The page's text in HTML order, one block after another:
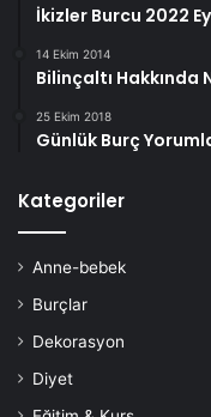
İkizler Burcu 2022
14 Ekim 2014
Bilinçaltı Hakkında
25 Ekim 2018
Günlük Burç
Kategoriler
Anne-bebek
Burçlar
Dekorasyon
Diyet